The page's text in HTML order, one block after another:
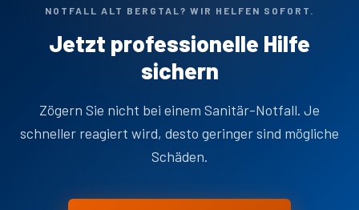
NOTFALL ALT BERGTAL? WIR HELFEN SOFORT.
Jetzt professionelle Hilfe
sichern
Zögern Sie nicht bei einem Sanitär-Notfall. Je
schneller reagiert wird, desto geringer sind mögliche
Schäden.